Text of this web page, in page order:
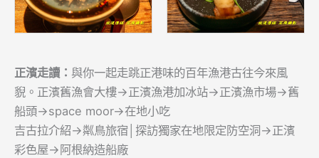
正濱走讀： 與你一起走跳正港味的百年漁港古往今來風
貎。正濱舊漁會大樓→正濱漁港加冰站→正濱漁市場→舊
船頭→space moor→在地小吃
吉古拉介紹→粼鳥旅宿│探訪獨家在地限定防空洞→正濱
彩色屋→阿根納造船廠